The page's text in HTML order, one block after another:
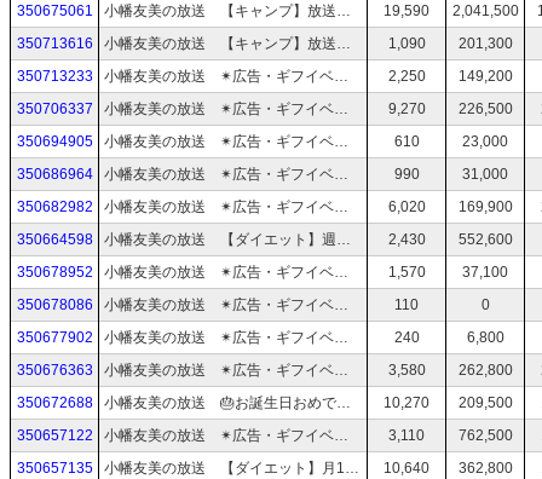
350675061
小幡友美の放送 【キャンプ】放送回数2525突破記念！ソロキャン行こう！ 19,590 2,041,500
350713616
小幡友美の放送 【キャンプ】放送回数2525突破記念！ソロキャン行こう！ 1,090
201,300
350713233
小幡友美の放送 ✴︎広告・ギフイベゆるく参加中✴︎ おはよう あしたから放送回数2525回突破記念ソロキャン行くよ！ 2,250
149,200
350706337
小幡友美の放送 ✴︎広告・ギフイベゆるく参加中✴︎ キャンプ準備と大百科編集したい 9,270 226,500
350694905
小幡友美の放送 ✴︎広告・ギフイベゆるく参加中✴︎ 【作業枠】顔出し無 ３０分くらいニコニコ大百科編集する 610
23,000
350686964
小幡友美の放送 ✴︎広告・ギフイベゆるく参加中✴︎ キャンプ準備と大百科編集したい 990
31,000
350682982
小幡友美の放送 ✴︎広告・ギフイベゆるく参加中✴︎ おはよう 明日はまーたん家とデイキャン行くよ！ 6,020 169,900
350664598
小幡友美の放送 【ダイエット】週１トレーニング！筋トレ有酸素運動 2,430
552,600
350678952
小幡友美の放送 ✴︎広告・ギフイベゆるく参加中✴︎ 【作業枠】顔出し無 ニコニコ大百科編集する 1,570
37,100
350678086
小幡友美の放送 ✴︎広告・ギフイベゆるく参加中✴︎ 【作業枠】顔出し無 ニコニコ大百科編集する 110
0
350677902
小幡友美の放送 ✴︎広告・ギフイベゆるく参加中✴︎ 【作業枠】顔出し無 ニコニコ大百科編集する 240
6,800
350676363
小幡友美の放送 ✴︎広告・ギフイベゆるく参加中✴︎ おはよう 3,580 262,800
350672688
小幡友美の放送 🎂お誕生日おめでとう🎂 軽く飲もうかな 10,270 209,500
350657122
小幡友美の放送 ✴︎広告・ギフイベゆるく参加中✴︎ おはよう 3,110 762,500
350657135
小幡友美の放送 【ダイエット】月1プチコラボ！ふじみかちゃんと体重測定コラボバトル！ 10,640 362,800